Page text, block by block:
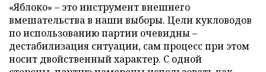
«Яблоко» – это инструмент внешнего
вмешательства в наши выборы. Цели кукловодов
по использованию партии очевидны –
дестабилизация ситуации, сам процесс при этом
носит двойственный характер. С одной